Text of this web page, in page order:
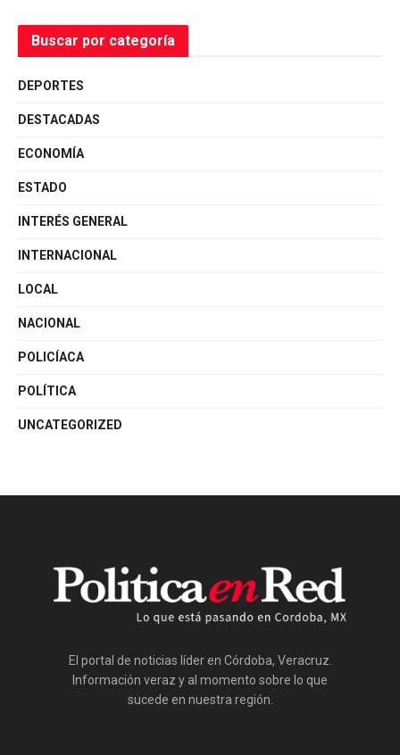
Buscar por categoría
DEPORTES
DESTACADAS
ECONOMÍA
ESTADO
INTERÉS GENERAL
INTERNACIONAL
LOCAL
NACIONAL
POLICÍACA
POLÍTICA
UNCATEGORIZED
El portal de noticias líder en Córdoba, Veracruz.
Información veraz y al momento sobre lo que
sucede en nuestra región.